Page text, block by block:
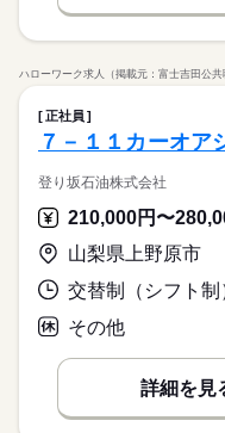
ハローワーク求人（掲載元：富士吉田公共
正社員
７－１１カーオア
登り坂石油株式会社
山梨県上野原市
その他
詳細を見